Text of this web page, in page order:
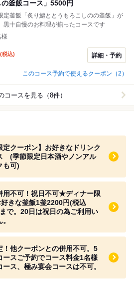
の釜飯コース」5500円
定釜飯「炙り鱧ととうもろこしのの釜飯」が
黒十自慢のお料理が揃ったコースです
(税込) 詳細・予約
このコース予約で使えるクーポン（2）
コースを見る（8件）
定クーポン】お好きなドリンク
(季節限定日本酒やノンアル
も可)
用不可！祝日不可★ディナー限
きな釜飯1釜2200円(税込
で。20日は祝日の為ご利用い
！他クーポンとの併用不可。5
ースご予約でコース料金1名様
ス、極み宴会コースは不可。